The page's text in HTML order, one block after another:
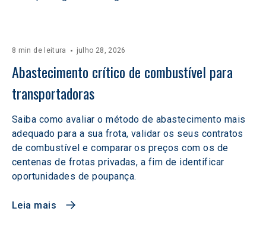
8 min de leitura julho 28, 2026
Abastecimento crítico de combustível para
transportadoras
Saiba como avaliar o método de abastecimento mais
adequado para a sua frota, validar os seus contratos
de combustível e comparar os preços com os de
centenas de frotas privadas, a fim de identificar
oportunidades de poupança.
Leia mais